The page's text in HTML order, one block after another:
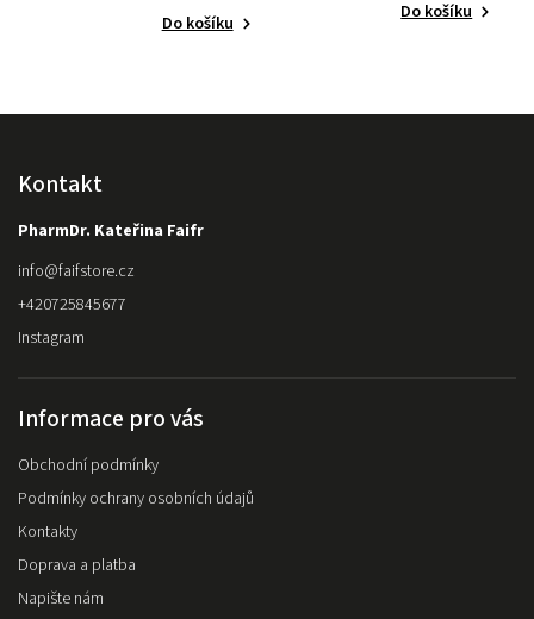
Do košíku
Do košíku
Kontakt
PharmDr. Kateřina Faifr
info@faifstore.cz
+420725845677
Instagram
Informace pro vás
Obchodní podmínky
Podmínky ochrany osobních údajů
Kontakty
Doprava a platba
Napište nám